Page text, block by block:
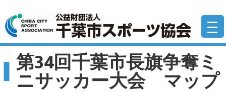
テ
ン
移
公
第34回千葉市長旗争奪ミ
ニサッカー大会 マップ